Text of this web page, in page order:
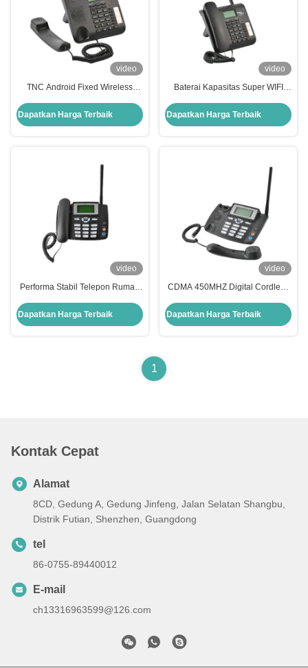
video
TNC Android Fixed Wireless
Penerimaan Sinyal Kuat
Dapatkan Harga Terbaik
video
Baterai Kapasitas Super WIFI
SIM Analog Cordless Phone
Dapatkan Harga Terbaik
video
Performa Stabil Telepon Rumah
Digital Cordless Phone
Dapatkan Harga Terbaik
video
CDMA 450MHZ Digital Cordless
Phone Kualitas Suara Bagus
Dapatkan Harga Terbaik
1
Kontak Cepat
Alamat
8CD, Gedung A, Gedung Jinfeng, Jalan Selatan Shangbu,
Distrik Futian, Shenzhen, Guangdong
tel
86-0755-89440012
E-mail
ch13316963599@126.com